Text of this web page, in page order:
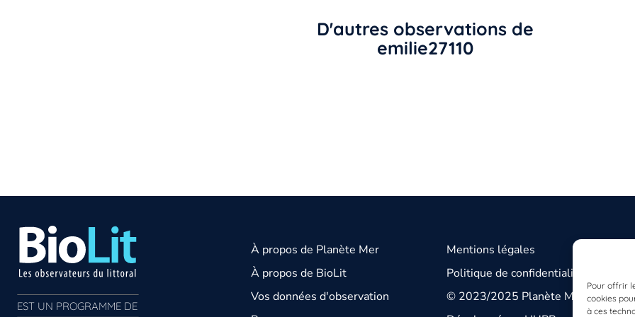
Pour offrir
cookies
à ces
D'autres observations de
emilie27110
EST UN PROGRAMME DE
À propos de Planète Mer
À propos de BioLit
Vos données d'observation
Mentions légales
Politique de confidentialité
© 2023/2025 Planète Mer